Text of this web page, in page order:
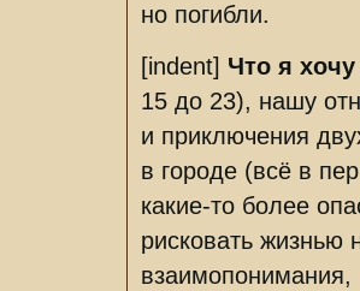
но погибли.
[indent] Что я
15 до 23), нашу
и приключения
в городе (всё в
какие-то более
рисковать жизнью